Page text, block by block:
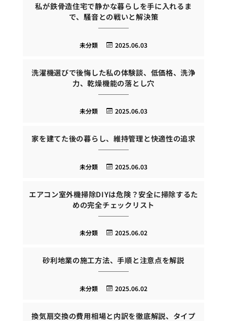
私が鉄骨造住宅で静かな暮らしを手に入れるま
で、騒音との戦いと解決策
2025.06.03
未分類
洗濯機選びで後悔した私の体験談、低価格、洗浄
力、乾燥機能の落とし穴
2025.06.03
未分類
家を建てた後の暮らし、維持管理と快適性の追求
2025.06.03
未分類
エアコン室外機掃除DIYは危険？安全に掃除するた
めの完全チェックリスト
2025.06.02
未分類
砂利地業の施工方法、手順と注意点を解説
2025.06.02
未分類
換気扇交換の費用相場と内訳を徹底解説、タイプ